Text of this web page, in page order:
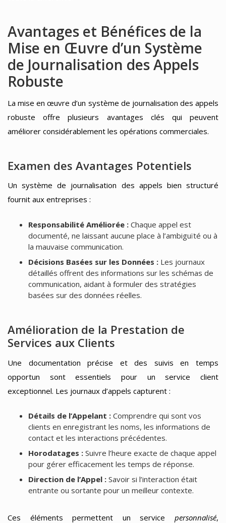
Avantages et Bénéfices de la
Mise en Œuvre d’un Système
de Journalisation des Appels
Robuste
La mise en œuvre d’un système de journalisation des appels
robuste offre plusieurs avantages clés qui peuvent
améliorer considérablement les opérations commerciales.
Examen des Avantages Potentiels
Un système de journalisation des appels bien structuré
fournit aux entreprises :
Responsabilité Améliorée :Chaque appel est
documenté, ne laissant aucune place à l’ambiguïté ou à
la mauvaise communication.
Décisions Basées sur les Données :Les journaux
détaillés offrent des informations sur les schémas de
communication, aidant à formuler des stratégies
basées sur des données réelles.
Amélioration de la Prestation de
Services aux Clients
Une documentation précise et des suivis en temps
opportun sont essentiels pour un service client
exceptionnel. Les journaux d’appels capturent :
Détails de l’Appelant :Comprendre qui sont vos
clients en enregistrant les noms, les informations de
contact et les interactions précédentes.
Horodatages :Suivre l’heure exacte de chaque appel
pour gérer efficacement les temps de réponse.
Direction de l’Appel :Savoir si l’interaction était
entrante ou sortante pour un meilleur contexte.
Ces éléments permettent un service personnalisé,